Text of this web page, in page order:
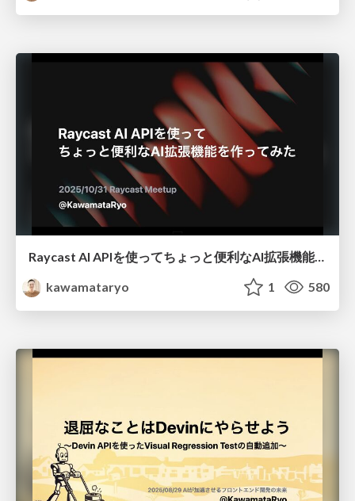
Raycast AI APIを使ってちょっと便利なAI拡張機能を作ってみた
kawamataryo
1 580